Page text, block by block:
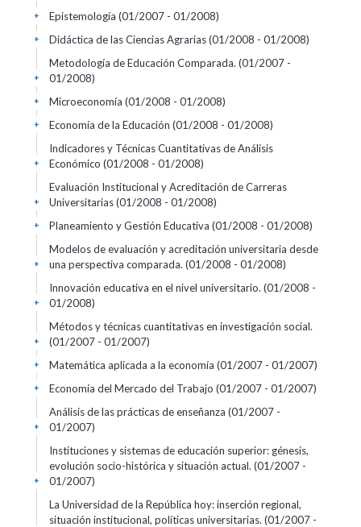
Epistemología (01/2007 - 01/2008)
+
Didáctica de las Ciencias Agrarias(01/2008 - 01/2008)
+
Metodología de Educación Comparada. (01/2007 -
01/2008)
+
Microeconomía (01/2008 - 01/2008)
+
Economía de la Educación (01/2008 - 01/2008)
+
Indicadores y Técnicas Cuantitativas de Análisis
Económico (01/2008 - 01/2008)
+
Evaluación Institucional y Acreditación de Carreras
Universitarias(01/2008 - 01/2008)
+
Planeamiento y Gestión Educativa (01/2008 - 01/2008)
+
Modelos de evaluación y acreditación universitaria desde
una perspectiva comparada. (01/2008 - 01/2008)
+
Innovación educativa en el nivel universitario. (01/2008 -
01/2008)
+
Métodos y técnicas cuantitativas en investigación social.
(01/2007 - 01/2007)
+
Matemática aplicada a la economía (01/2007 - 01/2007)
+
Economía del Mercado del Trabajo (01/2007 - 01/2007)
+
Análisis de las prácticas de enseñanza (01/2007 -
01/2007)
+
Instituciones y sistemas de educación superior: génesis,
evolución socio-histórica y situación actual. (01/2007 -
01/2007)
+
La Universidad de la República hoy: inserción regional,
situación institucional, políticas universitarias. (01/2007 -